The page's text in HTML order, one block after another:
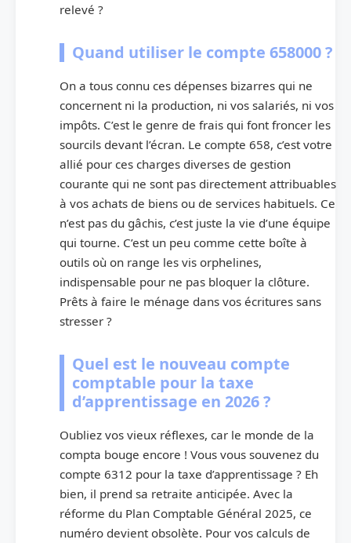
relevé ?
Quand utiliser le compte 658000 ?
On a tous connu ces dépenses bizarres qui ne
concernent ni la production, ni vos salariés, ni vos
impôts. C’est le genre de frais qui font froncer les
sourcils devant l’écran. Le compte 658, c’est votre
allié pour ces charges diverses de gestion
courante qui ne sont pas directement attribuables
à vos achats de biens ou de services habituels. Ce
n’est pas du gâchis, c’est juste la vie d’une équipe
qui tourne. C’est un peu comme cette boîte à
outils où on range les vis orphelines,
indispensable pour ne pas bloquer la clôture.
Prêts à faire le ménage dans vos écritures sans
stresser ?
Quel est le nouveau compte
comptable pour la taxe
d’apprentissage en 2026 ?
Oubliez vos vieux réflexes, car le monde de la
compta bouge encore ! Vous vous souvenez du
compte 6312 pour la taxe d’apprentissage ? Eh
bien, il prend sa retraite anticipée. Avec la
réforme du Plan Comptable Général 2025, ce
numéro devient obsolète. Pour vos calculs de